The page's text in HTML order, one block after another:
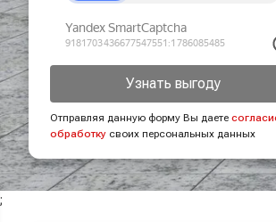
Узнать выгоду
Отправляя данную форму Вы даете
обработку своих персональных данных
;